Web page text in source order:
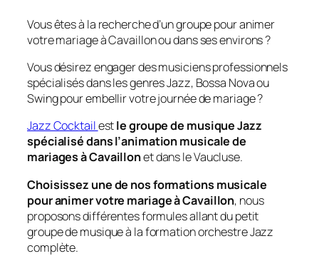
Vous êtes à la recherche d’un groupe pour animer
votre mariage à Cavaillon ou dans ses environs ?
Vous désirez engager des musiciens professionnels
spécialisés dans les genres Jazz, Bossa Nova ou
Swing pour embellir votre journée de mariage ?
Jazz Cocktailestle groupe de musique Jazz
spécialisé dans l’animation musicale de
mariages à Cavaillonet dans le Vaucluse.
Choisissez une de nos formations musicale
pour animer votre mariage à Cavaillon, nous
proposons différentes formules allant du petit
groupe de musique à la formation orchestre Jazz
complète.